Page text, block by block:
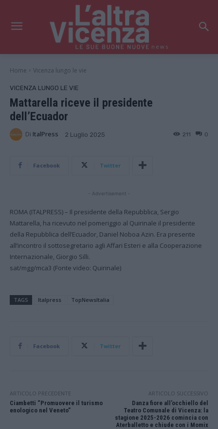
news
Home Vicenza lungo le vie
VICENZA LUNGO LE VIE
Mattarella riceve il presidente
dell’Ecuador
Di ItalPress 2 Luglio 2025 0
211
Facebook Twitter
- Advertisement -
ROMA (ITALPRESS) – Il presidente della Repubblica, Sergio
Mattarella, ha ricevuto nel pomeriggio al Quirinale il presidente
della Repubblica dell’Ecuador, Daniel Noboa Azin. Era presente
all’incontro il sottosegretario agli Affari Esteri e alla Cooperazione
Internazionale, Giorgio Silli.
sat/mgg/mca3 (Fonte video: Quirinale)
TAGS Italpress TopNewsItalia
Facebook Twitter
ARTICOLO PRECEDENTE
Ciambetti “Promuovere il turismo
enologico nel Veneto”
ARTICOLO SUCCESSIVO
Danza fiore all’occhiello del
Teatro Comunale di Vicenza: la
stagione 2025-2026 comincia con
Aterballetto e chiude con i Momix